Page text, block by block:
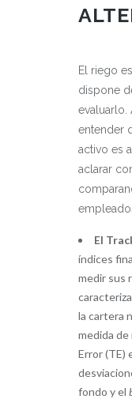
El riego
dispone
evaluarlo.
entender
activo es
aclarar
El
índices
medir sus
la cartera
medida de
Error (TE)
fondo y el